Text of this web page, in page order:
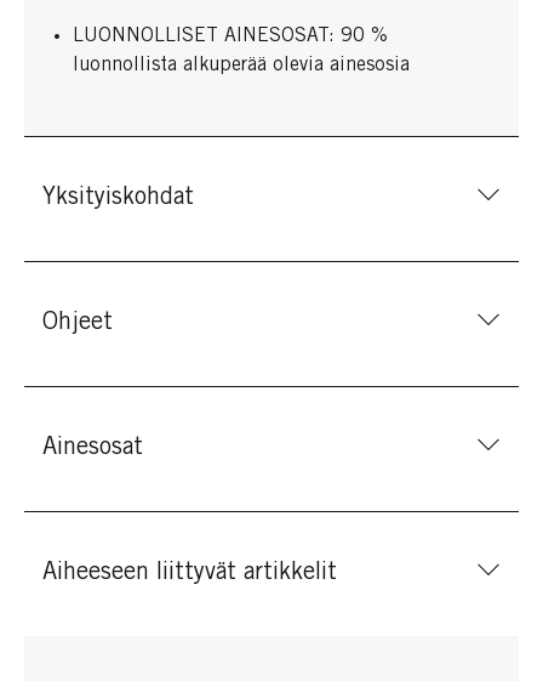
LUONNOLLISET AINESOSAT: 90 %
luonnollista alkuperää olevia ainesosia
Yksityiskohdat
Ohjeet
Ainesosat
Aiheeseen liittyvät artikkelit